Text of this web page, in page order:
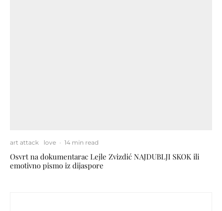
art attack love · 14 min read
Osvrt na dokumentarac Lejle Zvizdić NAJDUBLJI SKOK ili
emotivno pismo iz dijaspore